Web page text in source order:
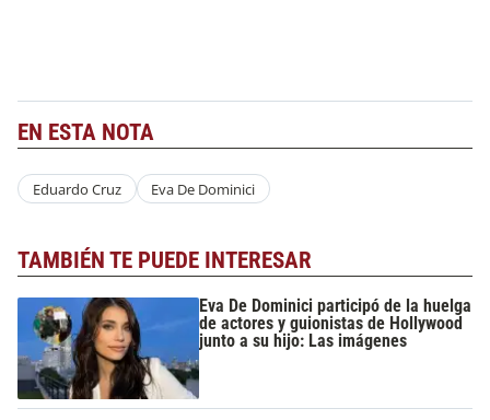
EN ESTA NOTA
Eduardo Cruz Eva De Dominici
TAMBIÉN TE PUEDE INTERESAR
Eva De Dominici participó de la huelga
de actores y guionistas de Hollywood
junto a su hijo: Las imágenes